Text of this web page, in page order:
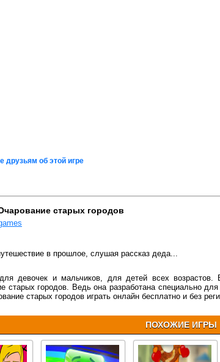
друзьям об этой игре
старых городов
в прошлое, слушая рассказ деда...
девочек и мальчиков, для детей всех
старых городов. Ведь она разработана специально
старых городов играть онлайн бесплатно и без
ПОХОЖИЕ ИГРЫ